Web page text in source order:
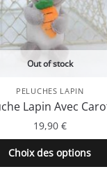
Out of stock
PELUCHES LAPIN
Lapin Avec
19,90 €
Choix des options
Ce
produit